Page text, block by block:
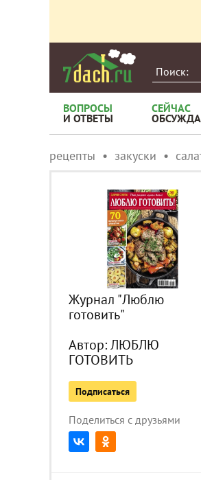
ВОПРОСЫ
И ОТВЕТЫ
СЕЙЧАС
рецепты закуски
Журнал "Люблю
готовить"
Автор:ЛЮБЛЮ
ГОТОВИТЬ
Подписаться
Поделиться с друзьями